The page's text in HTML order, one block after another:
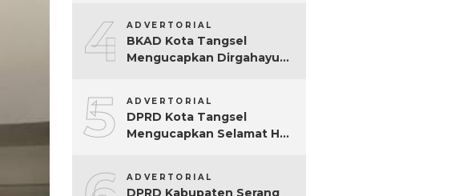
4 ADVERTORIAL
BKAD Kota Tangsel
Mengucapkan Dirgahayu
5 ADVERTORIAL
DPRD Kota Tangsel
Mengucapkan Selamat Hari
ADVERTORIAL
DPRD Kabupaten Serang